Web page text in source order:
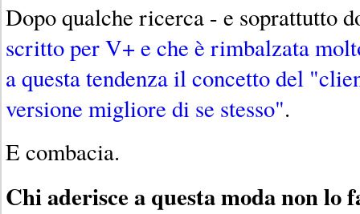
Dopo qualche ricerca - e soprattutto
scritto per V+ e che è rimbalzata
a questa tendenza il concetto del
versione migliore di se stesso".
E combacia.
Chi aderisce a questa moda non